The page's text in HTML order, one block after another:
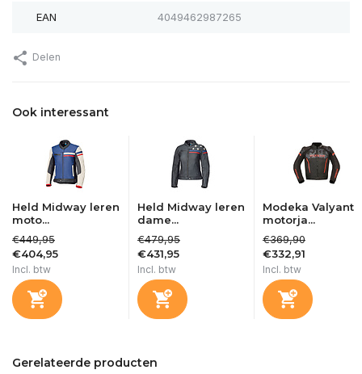
EAN 4049462987265
Delen
Ook interessant
Held Midway leren
moto...
€449,95
€404,95
Incl. btw
Held Midway leren
dame...
€479,95
€431,95
Incl. btw
Modeka Valyant
motorja...
€369,90
€332,91
Incl. btw
Gerelateerde producten